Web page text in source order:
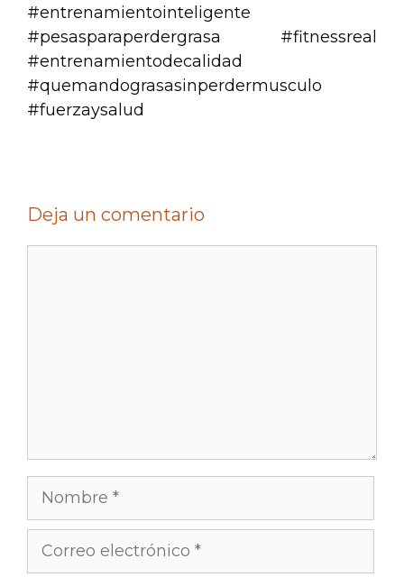
#entrenamientointeligente
#pesasparaperdergrasa #fitnessreal
#entrenamientodecalidad
#quemandograsasinperdermusculo
#fuerzaysalud
Deja un comentario